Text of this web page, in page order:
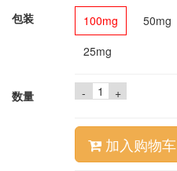
包装 100mg 50mg
25mg
数量 - +
加入购物车